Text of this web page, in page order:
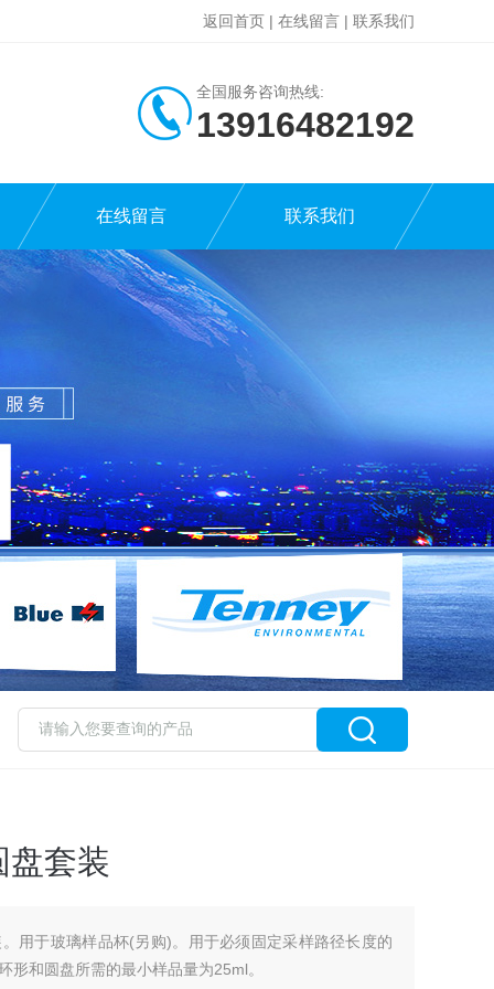
返回首页 | 在线留言 | 联系我们
全国服务咨询热线:
13916482192
在线留言 联系我们
盘套装
用于玻璃样品杯(另购)。用于必须固定采样路径长度的
形和圆盘所需的最小样品量为25ml。